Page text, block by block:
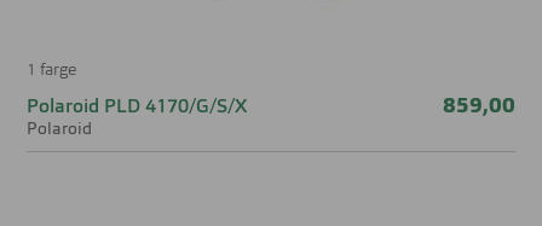
1 farge
Polaroid PLD 4170/G/S/X
Polaroid
859,00